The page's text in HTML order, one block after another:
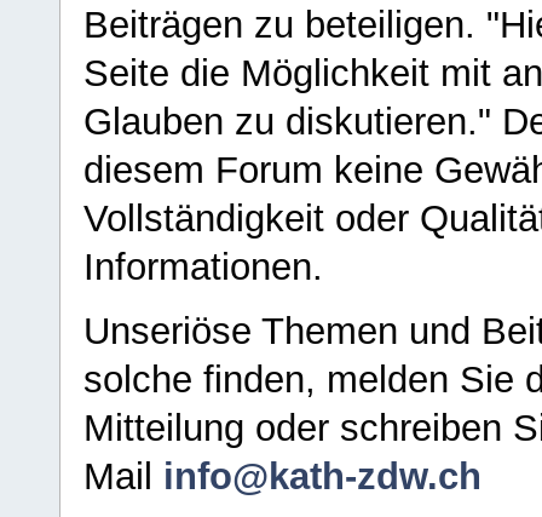
Beiträgen zu beteiligen.
Seite die Möglichkeit mit
Glauben zu diskutieren."
diesem Forum keine
Vollständigkeit oder
Informationen.
Unseriöse Themen und
solche finden, melden Sie
Mitteilung oder schreiben
Mail info@kath-zdw.ch